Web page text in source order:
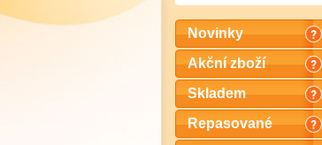
Novinky
Akční zboží
Skladem
Repasované